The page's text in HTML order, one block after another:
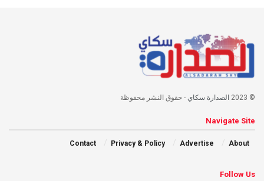
© 2023 الصدارة سكاي - حقوق النشر محفوظة
Navigate Site
About
Advertise
Privacy & Policy
Contact
Follow Us